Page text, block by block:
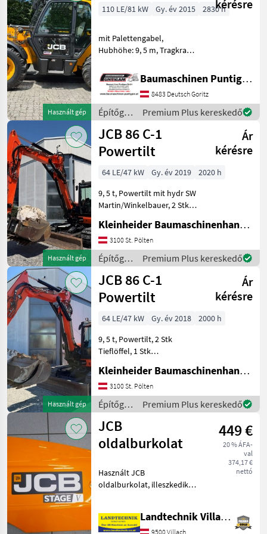
Használt gép
kérésre
110 LE/81 kW Gy. év 2015 2830 h
mit Palettengabel,
Hubhöhe: 9, 5 m, Tragkraft
21013 Baumaschinen
Puntigam GmbH Unser
Spezialgebiet: Ankauf -
Verkauf - Vermietung von
Baumaschinen Puntigam GmbH
8483 Deutsch Goritz
Építőgépek
/ JCB
Premium Plus kereskedő
Használt gép
JCB 86 C-1
Powertilt
Ár
kérésre
64 LE/47 kW Gy. év 2019
2020 h
9, 5 t, Powertilt mit hydr SW
Martin/Winkelbauer, 2 Stk
Böschungslöffel,
Vollverrohrung, Klima,
Eisenketten mit
Gummipads Építőgépek
Mini kotrógép
Kleinheider Baumaschinenhandel GmbH.
3100 St. Pölten
Építőgépek
/ JCB
Premium Plus kereskedő
Használt gép
JCB 86 C-1
Powertilt
Ár
kérésre
64 LE/47 kW Gy. év 2018
2000 h
9, 5 t, Powertilt, 2 Stk
Tieflöffel, 1 Stk
Mini kotrógép
Kleinheider Baumaschinenhandel GmbH.
3100 St. Pölten
Építőgépek
/ JCB
Premium Plus kereskedő
JCB
oldalburkolat
449 €
20 % ÁFA-
val
374,17 €
nettó
Használt JCB
oldalburkolat, illeszkedik a
401/C8290 (burkolat),
Landtechnik Villach GmbH
9500 Villach